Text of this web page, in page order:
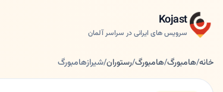
Kojast
سرویس های ایرانی در سراسر آلمان
خانه/هامبورگ/هامبورگ/رستوران/شیرازهامبورگ